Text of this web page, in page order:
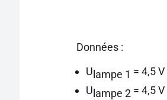
Données :
Ulampe 1 = 4,5 V
Ulampe 2 = 4,5 V